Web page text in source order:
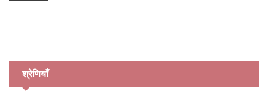
श्रेणियाँ